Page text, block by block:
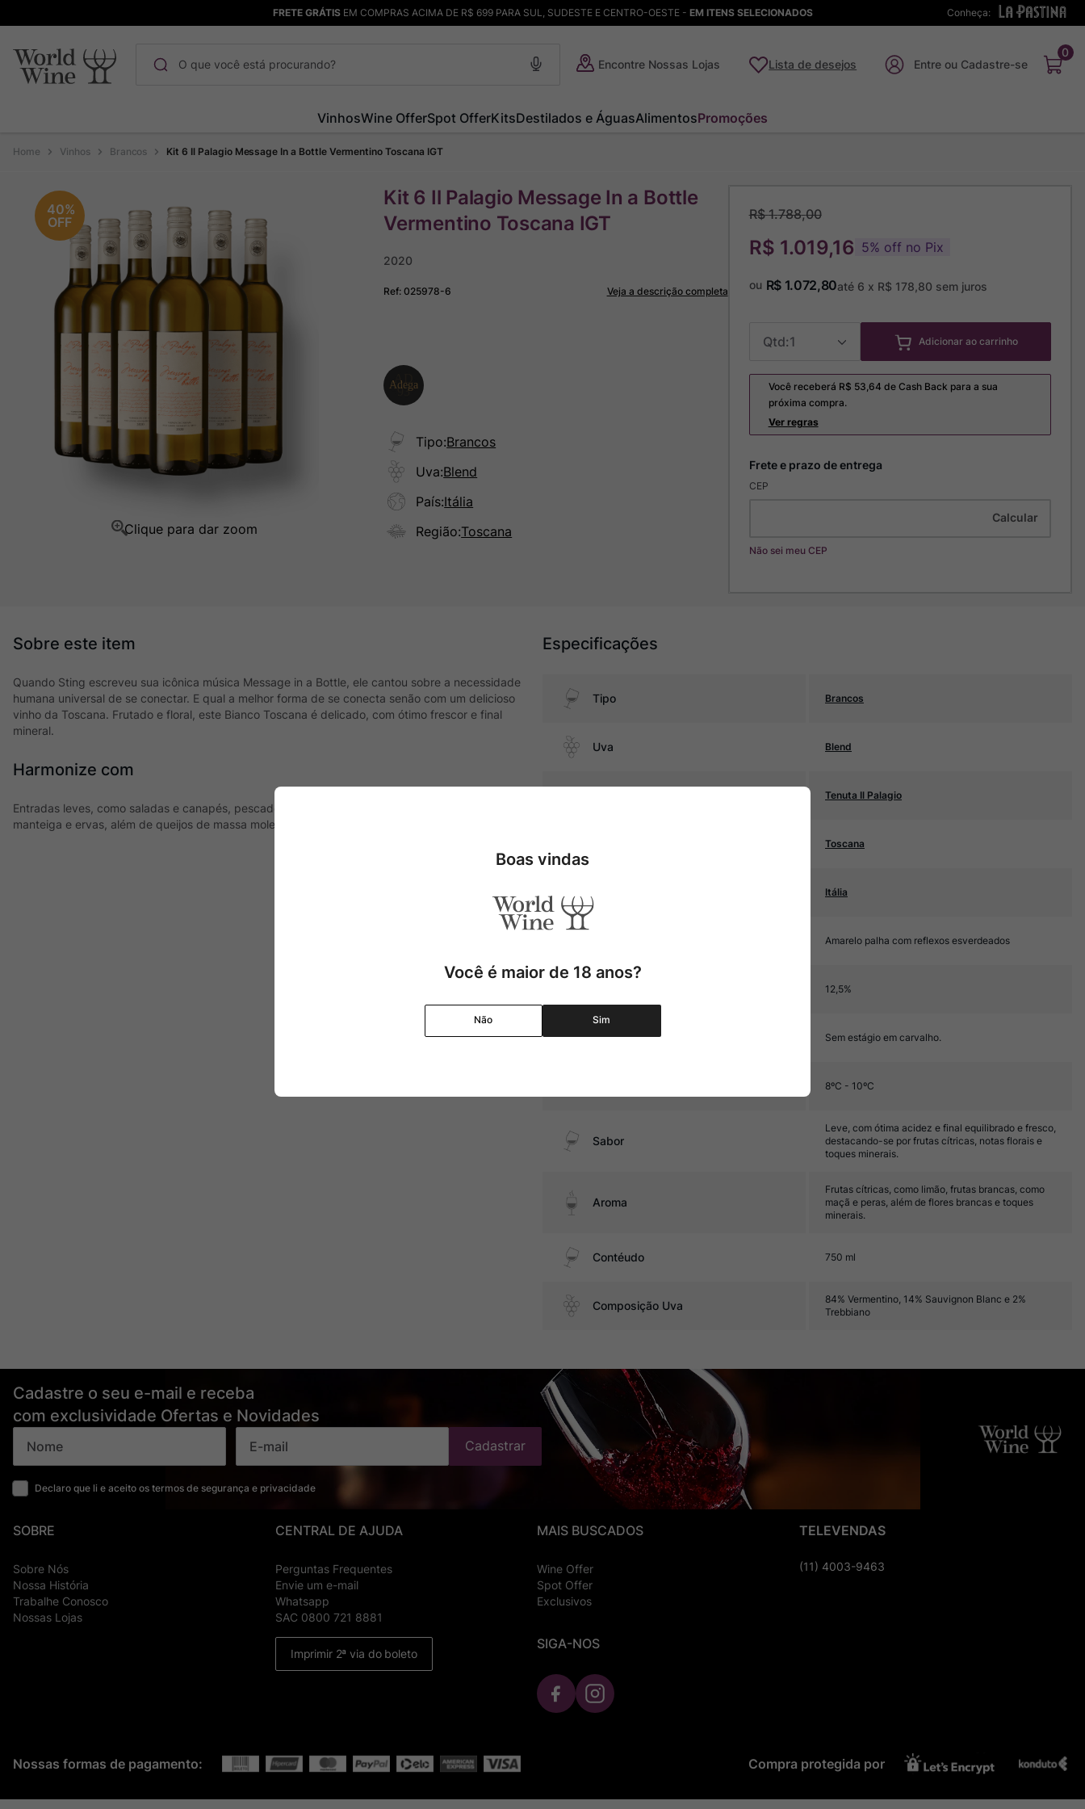
Conheça:
FRETE GRÁTISEM COMPRAS ACIMA DE R$ 699 PARA SUL, SUDESTE E CENTRO-OESTE - EM ITENS SELECIONADOS
Encontre Nossas Lojas Lista de desejos
0
VinhosWine OfferSpot OfferKitsDestilados e ÁguasAlimentosPromoções
Vinhos Brancos Kit 6 Il Palagio Message In a Bottle Vermentino Toscana IGT
40%
OFF
Kit 6 Il Palagio Message In a Bottle
Vermentino Toscana IGT
2020
Ref:025978-6 Veja a descrição completa
Tipo:Brancos
Uva:Blend
País:Itália
Região:Toscana
R$ 1.788,00
R$ 1.019,16 5% off no Pix
ou R$ 1.072,80até 6 x R$ 178,80 sem juros
1 Adicionar ao carrinho
Você receberá R$ 53,64 de Cash Back para a sua
próxima compra.
Ver regras
CEP
Não sei meu CEP
Quando Sting escreveu sua icônica música Message in a Bottle, ele cantou sobre a necessidade
humana universal de se conectar. E qual a melhor forma de se conecta senão com um delicioso
vinho da Toscana. Frutado e floral, este Bianco Toscana é delicado, com ótimo frescor e final
mineral.
Harmonize com
Entradas leves, como saladas e canapés, pescados e frutos do mar, massas salteadas com
manteiga e ervas, além de queijos de massa mole.
Especificações
Tipo Brancos
Uva Blend
Tenuta Il Palagio
Toscana
Itália
Amarelo palha com reflexos esverdeados
12,5%
Amadurecimento Sem estágio em carvalho.
8ºC - 10ºC
Sabor
Leve, com ótima acidez e final equilibrado e fresco,
destacando-se por frutas cítricas, notas florais e
toques minerais.
Aroma
Frutas cítricas, como limão, frutas brancas, como
maçã e peras, além de flores brancas e toques
minerais.
Contéudo 750 ml
Composição Uva
84% Vermentino, 14% Sauvignon Blanc e 2%
Trebbiano
Cadastre o seu e-mail e receba
com exclusividade Ofertas e Novidades
Declaro que li e aceito os termos de segurança e privacidade
Cadastrar
SOBRE
Sobre Nós
Nossa História
Trabalhe Conosco
Nossas Lojas
CENTRAL DE AJUDA
Perguntas Frequentes
Envie um e-mail
Whatsapp
SAC 0800 721 8881
Imprimir 2ª via do boleto
MAIS BUSCADOS
Wine Offer
Spot Offer
Exclusivos
SIGA-NOS
TELEVENDAS
(11) 4003-9463
Nossas formas de pagamento: Compra protegida por
1º Maçanita
3º
4º Chablis
5º Bodega Garzon
6 Garzon
º Pacalet
8º Rocim
Champagne
Boas vindas
Você é maior de 18 anos?
Não Sim